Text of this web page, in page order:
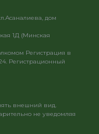
дом
1Д (Минская
Регистрация в
Регистрационный
внешний вид.
не уведомляя